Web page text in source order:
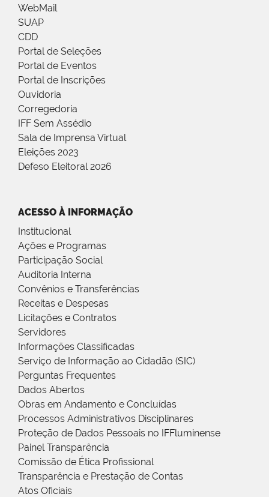
WebMail
SUAP
CDD
Portal de Seleções
Portal de Eventos
Portal de Inscrições
Ouvidoria
Corregedoria
IFF Sem Assédio
Sala de Imprensa Virtual
Eleições 2023
Defeso Eleitoral 2026
ACESSO À INFORMAÇÃO
Institucional
Ações e Programas
Participação Social
Auditoria Interna
Convênios e Transferências
Receitas e Despesas
Licitações e Contratos
Servidores
Informações Classificadas
Serviço de Informação ao Cidadão (SIC)
Perguntas Frequentes
Dados Abertos
Obras em Andamento e Concluídas
Processos Administrativos Disciplinares
Proteção de Dados Pessoais no IFFluminense
Painel Transparência
Comissão de Ética Profissional
Transparência e Prestação de Contas
Atos Oficiais